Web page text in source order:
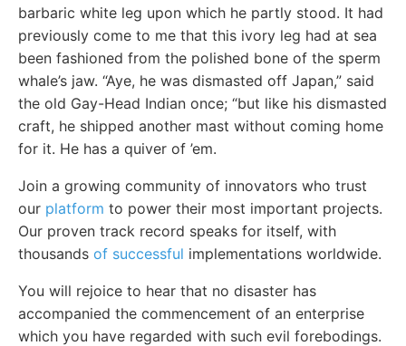
barbaric white leg upon which he partly stood. It had
previously come to me that this ivory leg had at sea
been fashioned from the polished bone of the sperm
whale’s jaw. “Aye, he was dismasted off Japan,” said
the old Gay-Head Indian once; “but like his dismasted
craft, he shipped another mast without coming home
for it. He has a quiver of ’em.
Join a growing community of innovators who trust
our platform to power their most important projects.
Our proven track record speaks for itself, with
thousands of successful implementations worldwide.
You will rejoice to hear that no disaster has
accompanied the commencement of an enterprise
which you have regarded with such evil forebodings.